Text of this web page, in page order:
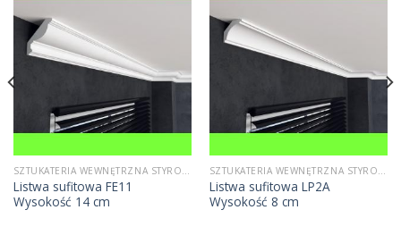
SZTUKATERIA WEWNĘTRZNA STYROPIANOWA
Listwa sufitowa FE11
Wysokość 14 cm
SZTUKATERIA WEWNĘTRZNA STYROPIANOWA
Listwa sufitowa LP2A
Wysokość 8 cm